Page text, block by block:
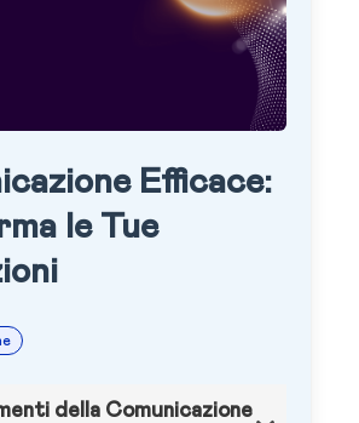
Efficace:
le Tue
della Comunicazione